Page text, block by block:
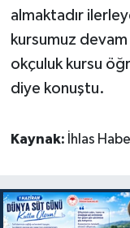
almaktadır
kursumuz
okçuluk kursu
diye konuştu.
Kaynak: İhlas